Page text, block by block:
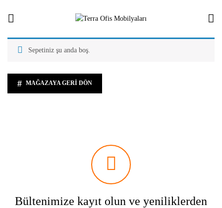
Sepetiniz şu anda boş.
MAĞAZAYA GERI DÖN
Bültenimize kayıt olun ve yeniliklerden